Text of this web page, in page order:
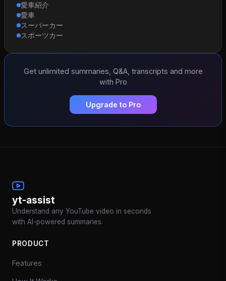
愛車紹介
愛車
スーパーカー
スポーツカー
Get unlimited summaries, Q&A, transcripts and more
with Pro
Upgrade to Pro
yt-assist
Understand any YouTube video in seconds
with AI-powered summaries.
PRODUCT
Features